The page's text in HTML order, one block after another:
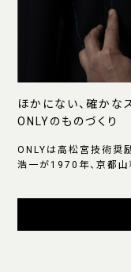
ほかにない、確かな
ONLYのものづくり
ONLYは高松宮技術奨
浩一が1970年、京都山